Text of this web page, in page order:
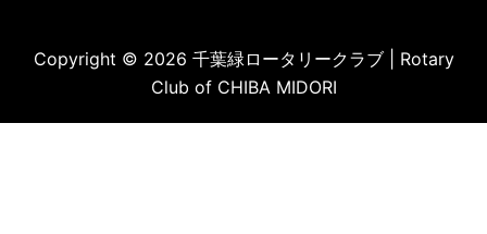
Copyright © 2026 千葉緑ロータリークラブ | Rotary
Club of CHIBA MIDORI